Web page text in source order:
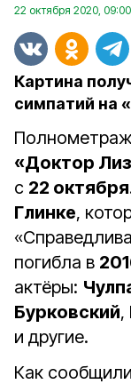
22 октября 2020, 09:00
Картина
симпатий на
«Доктор
с 22 октября
Глинке,
погибла в
актёры:
Бурковский,
и другие.
Как